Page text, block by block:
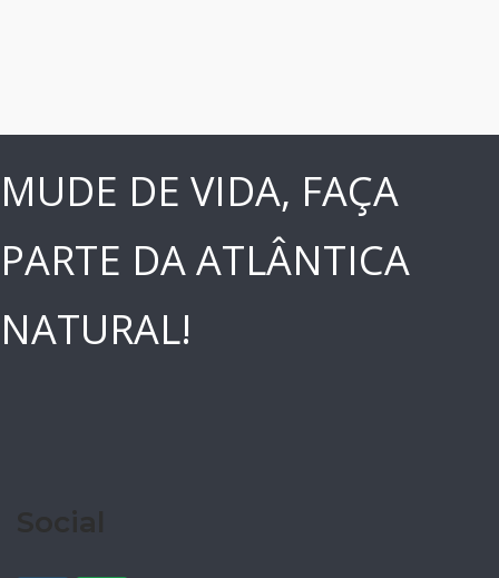
MUDE DE VIDA, FAÇA
PARTE DA ATLÂNTICA
NATURAL!